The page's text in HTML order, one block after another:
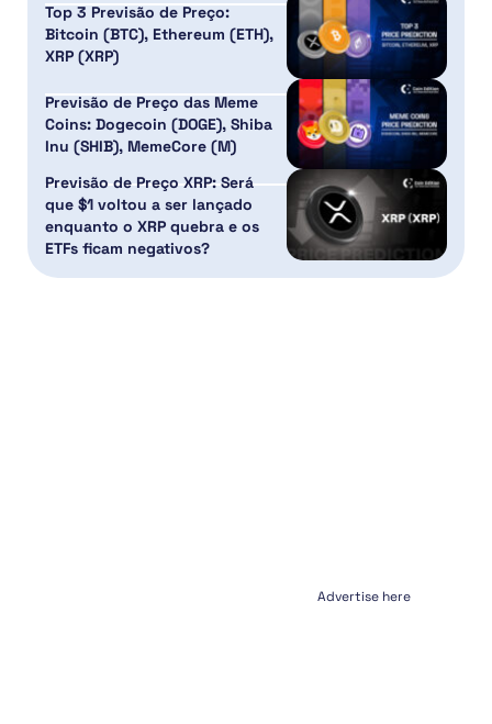
Top 3 Previsão de Preço:
Bitcoin (BTC), Ethereum (ETH),
XRP (XRP)
Previsão de Preço das Meme
Coins: Dogecoin (DOGE), Shiba
Inu (SHIB), MemeCore (M)
Previsão de Preço XRP: Será
que $1 voltou a ser lançado
enquanto o XRP quebra e os
ETFs ficam negativos?
Advertise here